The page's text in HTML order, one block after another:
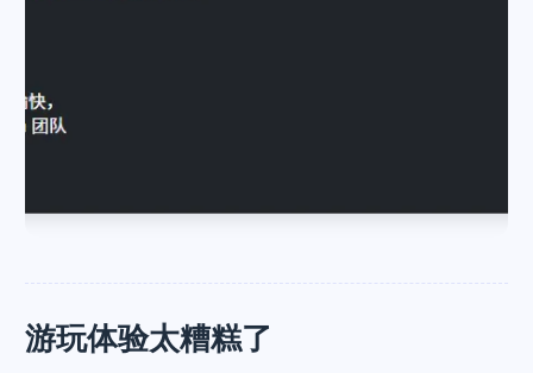
游玩体验太糟糕了